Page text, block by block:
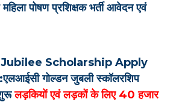
पोषण प्रशिक्षक भर्ती आवेदन एवं
Jubilee Scholarship Apply
गोल्डन जुबली स्कॉलरशिप
शुरूलड़कियों एवं लड़कों के लिए 40 हजार